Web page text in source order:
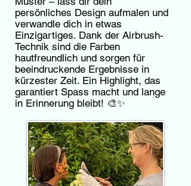
persönliches Design aufmalen und
verwandle dich in etwas
Einzigartiges. Dank der Airbrush-
Technik sind die Farben
hautfreundlich und sorgen für
beeindruckende Ergebnisse in
kürzester Zeit. Ein Highlight, das
garantiert Spass macht und lange
in Erinnerung bleibt! 🎨✨